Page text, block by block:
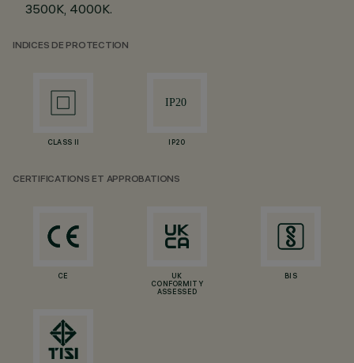
3500K, 4000K.
INDICES DE PROTECTION
CLASS II IP20
CERTIFICATIONS ET APPROBATIONS
CE
UK
CONFORMITY
ASSESSED
BIS